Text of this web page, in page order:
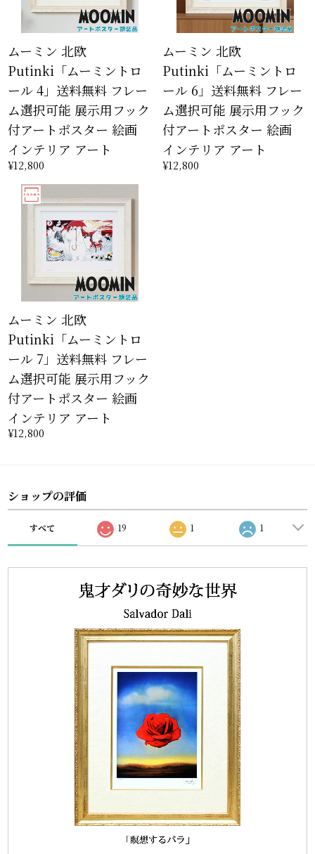
ムーミン 北欧
Putinki「ムーミントロ
ール 4」送料無料 フレー
ム選択可能 展示用フック
付アートポスター 絵画
インテリア アート
¥12,800
ムーミン 北欧
Putinki「ムーミントロ
ール 6」送料無料 フレー
ム選択可能 展示用フック
付アートポスター 絵画
インテリア アート
¥12,800
ムーミン 北欧
Putinki「ムーミントロ
ール 7」送料無料 フレー
ム選択可能 展示用フック
付アートポスター 絵画
インテリア アート
¥12,800
ショップの評価
すべて 19 1 1